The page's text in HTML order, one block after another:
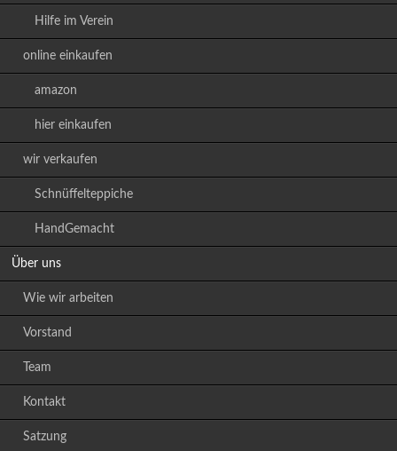
Hilfe im Verein
online einkaufen
amazon
hier einkaufen
wir verkaufen
Schnüffelteppiche
HandGemacht
Über uns
Wie wir arbeiten
Vorstand
Team
Kontakt
Satzung